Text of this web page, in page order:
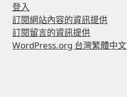
登入
訂閱網站內容的資訊提供
訂閱留言的資訊提供
WordPress.org 台灣繁體中文